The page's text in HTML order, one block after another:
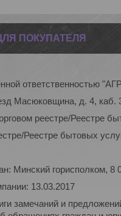
ПОКУПАТЕЛЯ
ответственностью
Масюковщина, д. 4, каб.
реестре/Реестре
Реестре бытовых
Минский горисполком, 8
13.03.2017
замечаний и